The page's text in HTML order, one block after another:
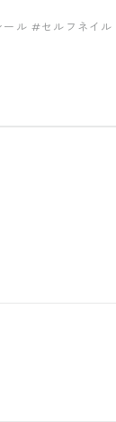
ール #セルフネイル